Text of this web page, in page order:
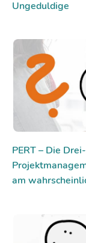
Ungeduldige
PERT – Die
am